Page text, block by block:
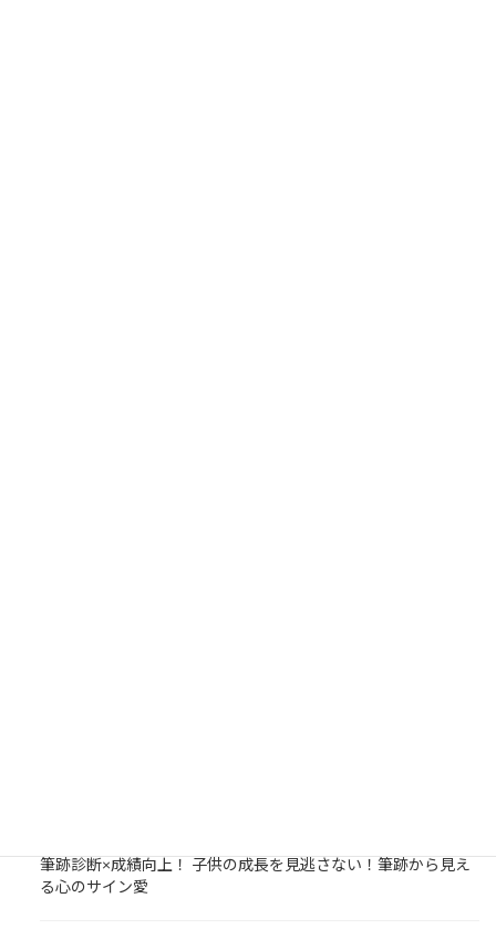
筆跡診断×成績向上！ 子供の成長を見逃さない！筆跡から見え
る心のサイン愛